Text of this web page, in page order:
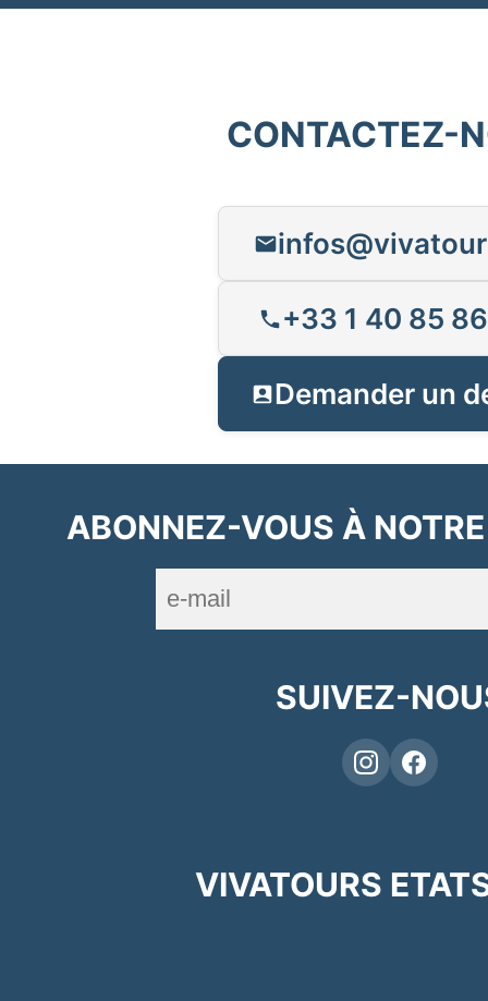
CONTACTEZ-
+33 1 40 85
Demander un
ABONNEZ-VOUS À
SUIVEZ-
VIVATOURS